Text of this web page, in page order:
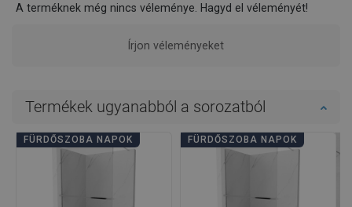
A terméknek még nincs véleménye. Hagyd el véleményét!
Írjon véleményeket
Termékek ugyanabból a sorozatból
FÜRDŐSZOBA NAPOK FÜRDŐSZOBA NAPOK